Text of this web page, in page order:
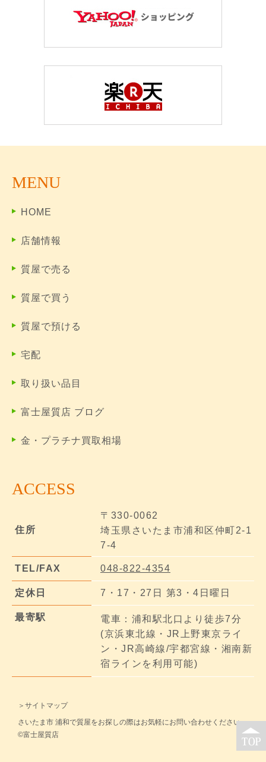
MENU
HOME
店舗情報
質屋で売る
質屋で買う
質屋で預ける
宅配
取り扱い品目
富士屋質店 ブログ
金・プラチナ買取相場
ACCESS
住所
〒330-0062
埼玉県さいたま市浦和区仲町2-1
7-4
TEL/FAX 048-822-4354
定休日 7・17・27日 第3・4日曜日
最寄駅
電車：浦和駅北口より徒歩7分
(京浜東北線・JR上野東京ライ
ン・JR高崎線/宇都宮線・湘南新
宿ラインを利用可能)
＞サイトマップ
さいたま市 浦和で質屋をお探しの際はお気軽にお問い合わせください。
©富士屋質店